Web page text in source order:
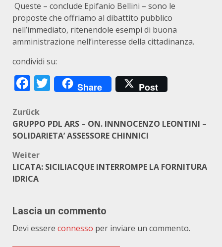
Queste – conclude Epifanio Bellini – sono le
proposte che offriamo al dibattito pubblico
nell’immediato, ritenendole esempi di buona
amministrazione nell’interesse della cittadinanza.
condividi su:
Facebook
Twitter
Share Post
Beitragsnavigation
Zurück
GRUPPO PDL ARS – ON. INNNOCENZO LEONTINI –
SOLIDARIETA’ ASSESSORE CHINNICI
Weiter
LICATA: SICILIACQUE INTERROMPE LA FORNITURA
IDRICA
Lascia un commento
Devi essere connesso per inviare un commento.